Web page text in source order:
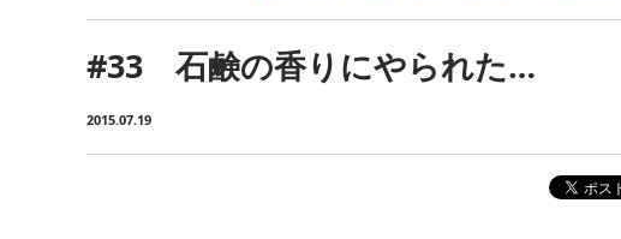
女の本音 テストステロン 海外セレブ
#33 石鹸の香りにやられた…
2015.07.19